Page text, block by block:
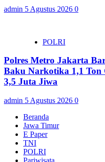
admin 5 Agustus 2026 0
POLRI
Polres Metro Jakarta
Baku Narkotika 1,1 Ton
3,5 Juta Jiwa
admin 5 Agustus 2026 0
Beranda
Jawa Timur
E Paper
TNI
POLRI
Pariwisata